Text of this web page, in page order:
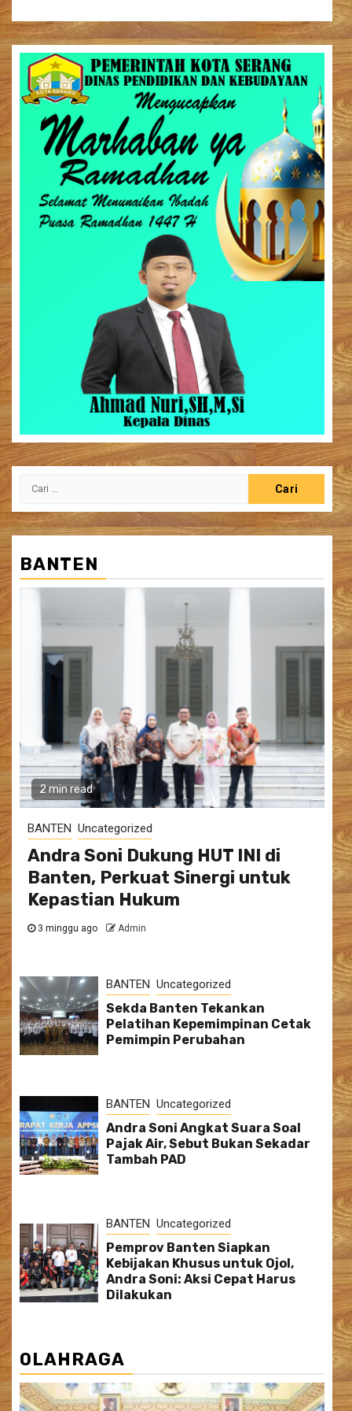
Cari
BANTEN
2 min read
BANTEN Uncategorized
Andra Soni Dukung HUT INI di
Banten, Perkuat Sinergi untuk
Kepastian Hukum
3 minggu ago Admin
BANTEN Uncategorized
Sekda Banten Tekankan
Pelatihan Kepemimpinan Cetak
Pemimpin Perubahan
BANTEN Uncategorized
Andra Soni Angkat Suara Soal
Pajak Air, Sebut Bukan Sekadar
Tambah PAD
BANTEN Uncategorized
Pemprov Banten Siapkan
Kebijakan Khusus untuk Ojol,
Andra Soni: Aksi Cepat Harus
Dilakukan
OLAHRAGA